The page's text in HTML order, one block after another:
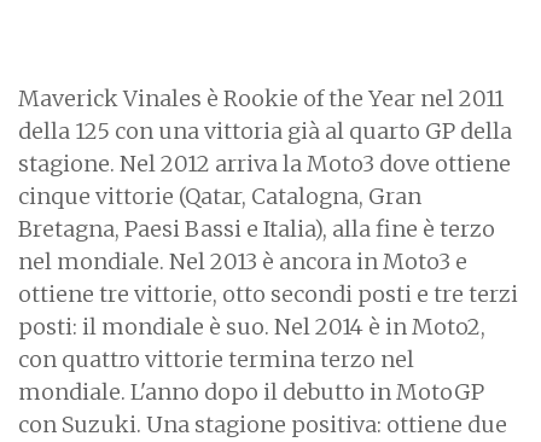
Maverick Vinales è Rookie of the Year nel 2011
della 125 con una vittoria già al quarto GP della
stagione. Nel 2012 arriva la Moto3 dove ottiene
cinque vittorie (Qatar, Catalogna, Gran
Bretagna, Paesi Bassi e Italia), alla fine è terzo
nel mondiale. Nel 2013 è ancora in Moto3 e
ottiene tre vittorie, otto secondi posti e tre terzi
posti: il mondiale è suo. Nel 2014 è in Moto2,
con quattro vittorie termina terzo nel
mondiale. L'anno dopo il debutto in MotoGP
con Suzuki. Una stagione positiva: ottiene due